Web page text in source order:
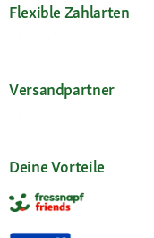
Flexible Zahlarten
Versandpartner
Deine Vorteile